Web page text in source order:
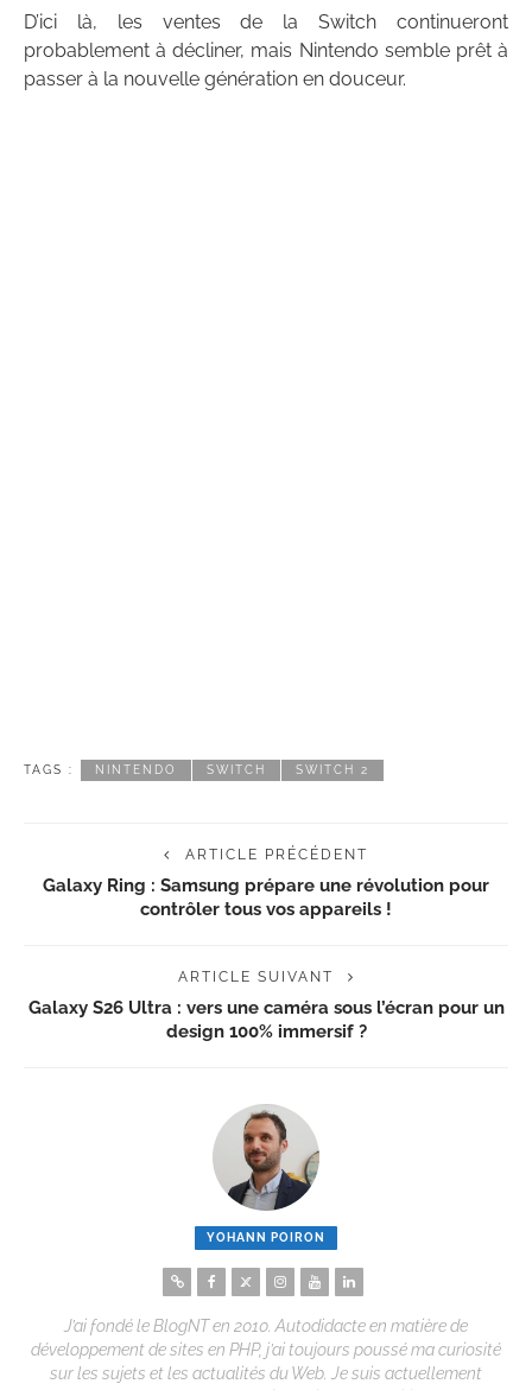
D’ici là, les ventes de la Switch continueront
probablement à décliner, mais Nintendo semble prêt à
passer à la nouvelle génération en douceur.
TAGS : NINTENDO SWITCH SWITCH 2
ARTICLE PRÉCÉDENT
Galaxy Ring : Samsung prépare une révolution pour
contrôler tous vos appareils !
ARTICLE SUIVANT
Galaxy S26 Ultra : vers une caméra sous l’écran pour un
design 100% immersif ?
YOHANN POIRON
J’ai fondé le BlogNT en 2010. Autodidacte en matière de
développement de sites en PHP, j’ai toujours poussé ma curiosité
sur les sujets et les actualités du Web. Je suis actuellement